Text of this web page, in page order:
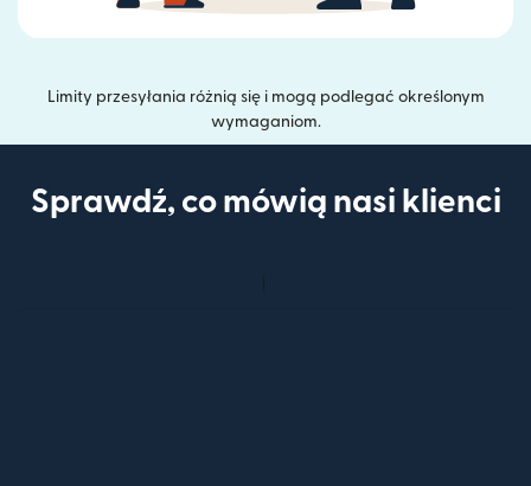
Limity przesyłania różnią się i mogą podlegać określonym
wymaganiom.
Sprawdź, co mówią nasi klienci